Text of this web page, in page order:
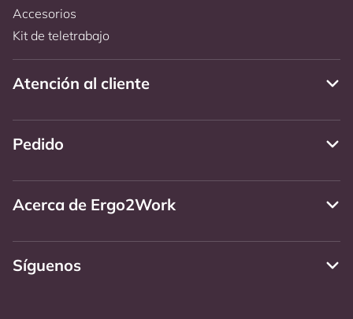
Accesorios
Kit de teletrabajo
Atención al cliente
Pedido
Acerca de Ergo2Work
Síguenos